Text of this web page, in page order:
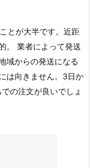
とが大半です。近距
。 業者によって発送
域からの発送になる
は向きません。3日か
の注文が良いでしょ